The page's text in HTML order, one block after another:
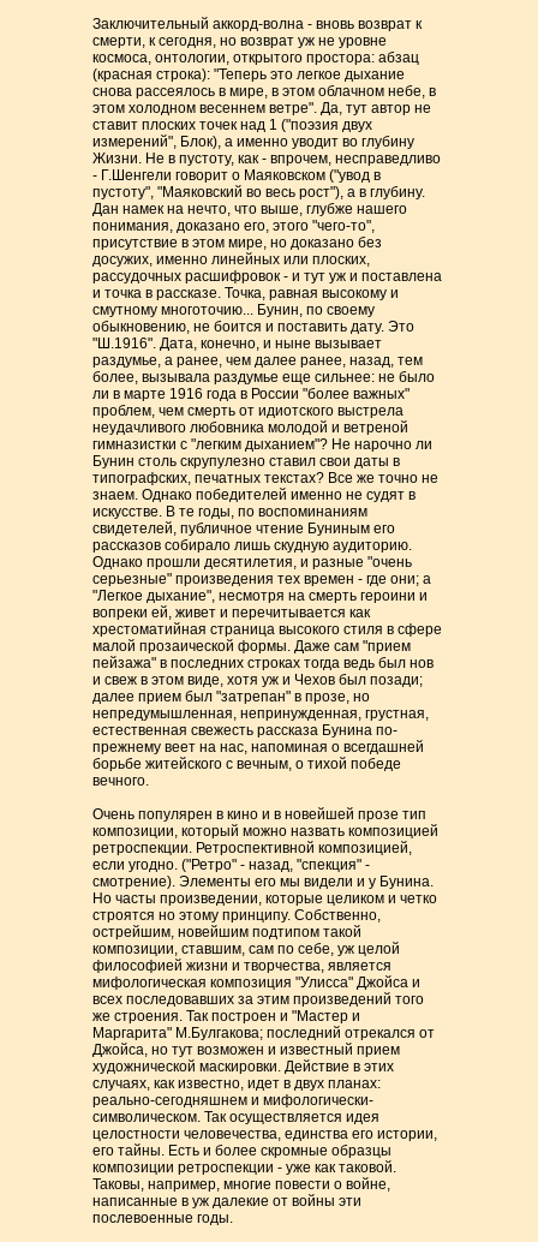
Заключительный аккорд-волна - вновь возврат к
смерти, к сегодня, но возврат уж не уровне
космоса, онтологии, открытого простора: абзац
(красная строка): "Теперь это легкое дыхание
снова рассеялось в мире, в этом облачном небе, в
этом холодном весеннем ветре". Да, тут автор не
ставит плоских точек над 1 ("поэзия двух
измерений", Блок), а именно уводит во глубину
Жизни. Не в пустоту, как - впрочем, несправедливо
- Г.Шенгели говорит о Маяковском ("увод в
пустоту", "Маяковский во весь рост"), а в глубину.
Дан намек на нечто, что выше, глубже нашего
понимания, доказано его, этого "чего-то",
присутствие в этом мире, но доказано без
досужих, именно линейных или плоских,
рассудочных расшифровок - и тут уж и поставлена
и точка в рассказе. Точка, равная высокому и
смутному многоточию... Бунин, по своему
обыкновению, не боится и поставить дату. Это
"Ш.1916". Дата, конечно, и ныне вызывает
раздумье, а ранее, чем далее ранее, назад, тем
более, вызывала раздумье еще сильнее: не было
ли в марте 1916 года в России "более важных"
проблем, чем смерть от идиотского выстрела
неудачливого любовника молодой и ветреной
гимназистки с "легким дыханием"? Не нарочно ли
Бунин столь скрупулезно ставил свои даты в
типографских, печатных текстах? Все же точно не
знаем. Однако победителей именно не судят в
искусстве. В те годы, по воспоминаниям
свидетелей, публичное чтение Буниным его
рассказов собирало лишь скудную аудиторию.
Однако прошли десятилетия, и разные "очень
серьезные" произведения тех времен - где они; а
"Легкое дыхание", несмотря на смерть героини и
вопреки ей, живет и перечитывается как
хрестоматийная страница высокого стиля в сфере
малой прозаической формы. Даже сам "прием
пейзажа" в последних строках тогда ведь был нов
и свеж в этом виде, хотя уж и Чехов был позади;
далее прием был "затрепан" в прозе, но
непредумышленная, непринужденная, грустная,
естественная свежесть рассказа Бунина по-
прежнему веет на нас, напоминая о всегдашней
борьбе житейского с вечным, о тихой победе
вечного.
Очень популярен в кино и в новейшей прозе тип
композиции, который можно назвать композицией
ретроспекции. Ретроспективной композицией,
если угодно. ("Ретро" - назад, "спекция" -
смотрение). Элементы его мы видели и у Бунина.
Но часты произведении, которые целиком и четко
строятся но этому принципу. Собственно,
острейшим, новейшим подтипом такой
композиции, ставшим, сам по себе, уж целой
философией жизни и творчества, является
мифологическая композиция "Улисса" Джойса и
всех последовавших за этим произведений того
же строения. Так построен и "Мастер и
Маргарита" М.Булгакова; последний отрекался от
Джойса, но тут возможен и известный прием
художнической маскировки. Действие в этих
случаях, как известно, идет в двух планах:
реально-сегодняшнем и мифологически-
символическом. Так осуществляется идея
целостности человечества, единства его истории,
его тайны. Есть и более скромные образцы
композиции ретроспекции - уже как таковой.
Таковы, например, многие повести о войне,
написанные в уж далекие от войны эти
послевоенные годы.